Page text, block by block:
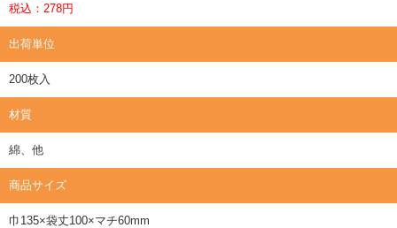
税込：278円
出荷単位
200枚入
材質
綿、他
商品サイズ
巾135×袋丈100×マチ60mm